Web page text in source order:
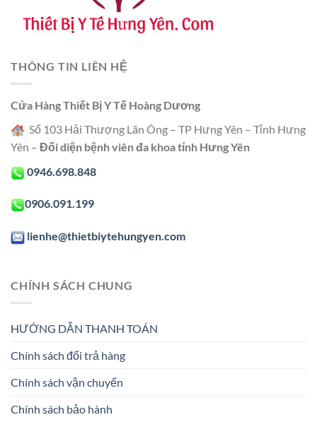
THÔNG TIN LIÊN HỆ
Cửa Hàng Thiết Bị Y Tế Hoàng Dương
Số 103 Hải Thượng Lãn Ông – TP Hưng Yên – Tỉnh Hưng
Yên – Đối diện bệnh viên đa khoa tỉnh Hưng Yên
0946.698.848
0906.091.199
lienhe@thietbiytehungyen.com
CHÍNH SÁCH CHUNG
HƯỚNG DẪN THANH TOÁN
Chính sách đổi trả hàng
Chính sách vận chuyển
Chính sách bảo hành